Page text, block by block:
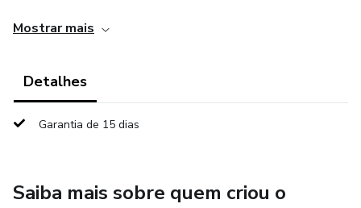
Aqui você não vai encontrar teoria vazia.
sabotando
de crescer
Mostrar mais
Detalhes
Garantia de 15 dias
Saiba mais sobre quem criou o